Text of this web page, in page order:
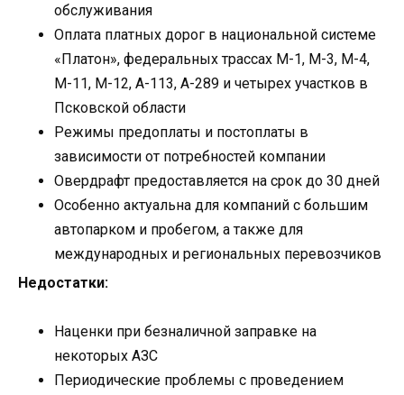
обслуживания
Оплата платных дорог в национальной системе
«Платон», федеральных трассах М-1, М-3, М-4,
М-11, М-12, А-113, А-289 и четырех участков в
Псковской области
Режимы предоплаты и постоплаты в
зависимости от потребностей компании
Овердрафт предоставляется на срок до 30 дней
Особенно актуальна для компаний с большим
автопарком и пробегом, а также для
международных и региональных перевозчиков
Недостатки:
Наценки при безналичной заправке на
некоторых АЗС
Периодические проблемы с проведением